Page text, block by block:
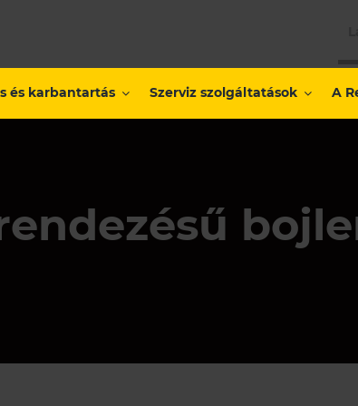
és karbantartás Szerviz szolgáltatások A